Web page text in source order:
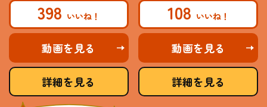
398
動画を見る
詳細を見る
108
動画を見る
詳細を見る